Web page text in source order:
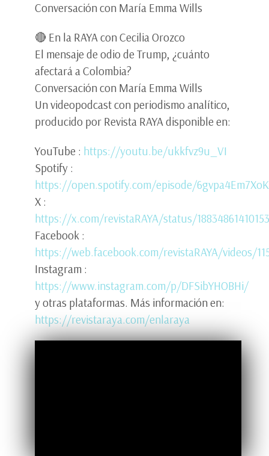
Conversación con María Emma Wills
🔴 En la RAYA con Cecilia Orozco
El mensaje de odio de Trump, ¿cuánto
afectará a Colombia?
Conversación con María Emma Wills
Un videopodcast con periodismo analítico,
producido por Revista RAYA disponible en:
YouTube : https://youtu.be/ukkfvz9u_VI
Spotify :
https://open.spotify.com/episode/
X :
https://x.com/revistaRAYA/status/
Facebook :
https://web.facebook.com/revistaRAYA/videos/
Instagram :
https://www.instagram.com/p/DFSibYHOBHi/
y otras plataformas. Más información en:
https://revistaraya.com/enlaraya